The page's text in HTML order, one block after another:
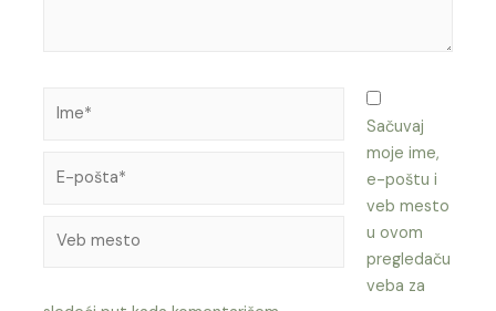
pošta*
Sačuvaj
moje ime,
e-poštu i
veb mesto
u ovom
pregledaču
veba za